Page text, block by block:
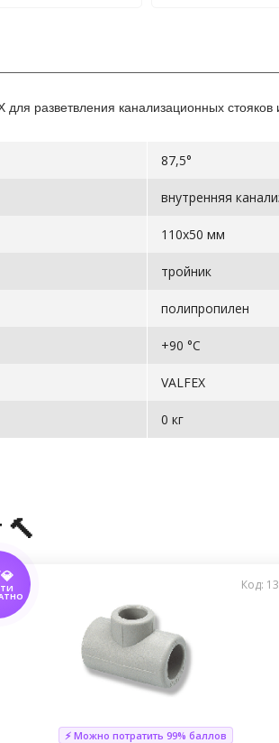
разветвления канализационных стояков
87,5°
внутренняя
110х50 мм
тройник
полипропилен
+90 °С
VALFEX
0 кг
Код:
⚡ Можно потратить 99% баллов